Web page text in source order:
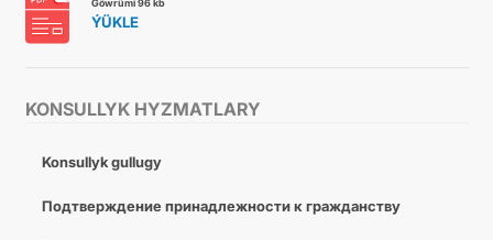
KONSULLYK HYZMATLARY
Konsullyk gullugy
Подтверждение принадлежности к гражданству
Göwrümi 96 kb
ÝÜKLE